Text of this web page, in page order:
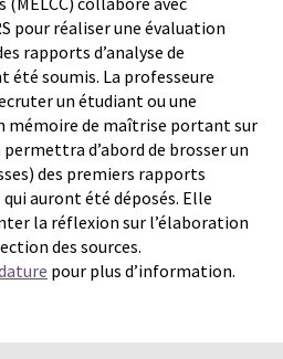
pour réaliser une évaluation
rapports d’analyse de
soumis. La professeure
un étudiant ou une
mémoire de maîtrise portant sur
d’abord de brosser un
des premiers rapports
auront été déposés. Elle
la réflexion sur l’élaboration
des sources.
pour plus d’information.